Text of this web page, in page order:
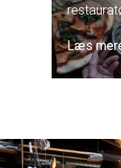
Læs